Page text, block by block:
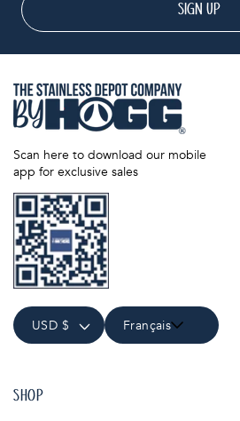
Scan here to download our mobile
app for exclusive sales
USD $ Français
SHOP
SIGN UP